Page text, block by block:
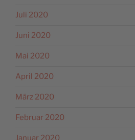
Juli 2020
Juni 2020
Mai 2020
April 2020
März 2020
Februar 2020
Januar 2020